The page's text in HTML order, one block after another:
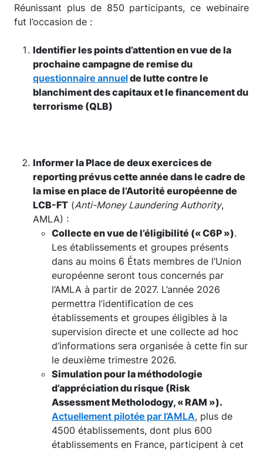
Réunissant plus de 850 participants, ce webinaire
fut l’occasion de :
Identifier les points d’attention en vue de la
prochaine campagne de remise du
questionnaire annuelde lutte contre le
blanchiment des capitaux et le financement du
terrorisme (QLB)
Informer la Place de deux exercices de
reporting prévus cette année dans le cadre de
la mise en place de l’Autorité européenne de
LCB-FT (Anti-Money Laundering Authority,
AMLA) :
Collecte en vue de l’éligibilité (« C6P »).
Les établissements et groupes présents
dans au moins 6 États membres de l’Union
européenne seront tous concernés par
l’AMLA à partir de 2027. L’année 2026
permettra l’identification de ces
établissements et groupes éligibles à la
supervision directe et une collecte ad hoc
d’informations sera organisée à cette fin sur
le deuxième trimestre 2026.
Simulation pour la méthodologie
d’appréciation du risque (Risk
Assessment Metholodogy, « RAM »).
Actuellement pilotée par l’AMLA, plus de
4500 établissements, dont plus 600
établissements en France, participent à cet